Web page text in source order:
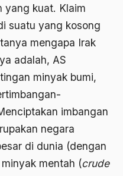
yang kuat. Klaim
suatu yang kosong
mengapa Irak
adalah, AS
minyak bumi,
imbangan
negara
di dunia (dengan
mentah (crude